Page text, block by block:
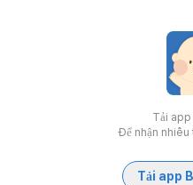
Tải
Để nhận
Tải app